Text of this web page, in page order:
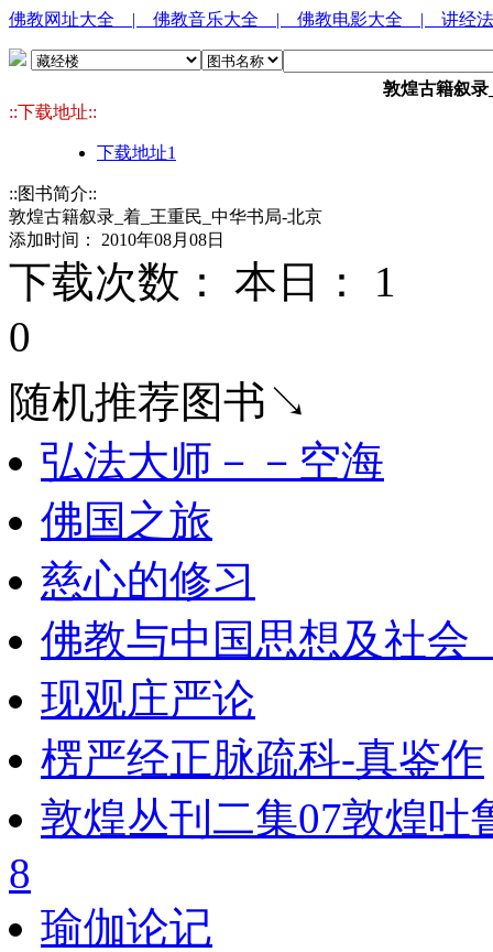
佛教网址大全 | 佛教音乐大全 | 佛教电影大全 | 讲经
敦煌古籍叙录
::下载地址::
下载地址1
::图书简介::
敦煌古籍叙录_着_王重民_中华书局-北京
添加时间： 2010年08月08日
下载次数： 本日： 1
0
随机推荐图书↘
弘法大师－－空海
佛国之旅
慈心的修习
佛教与中国思想及社会
现观庄严论
楞严经正脉疏科-真鉴作
敦煌丛刊二集07敦煌吐
8
瑜伽论记